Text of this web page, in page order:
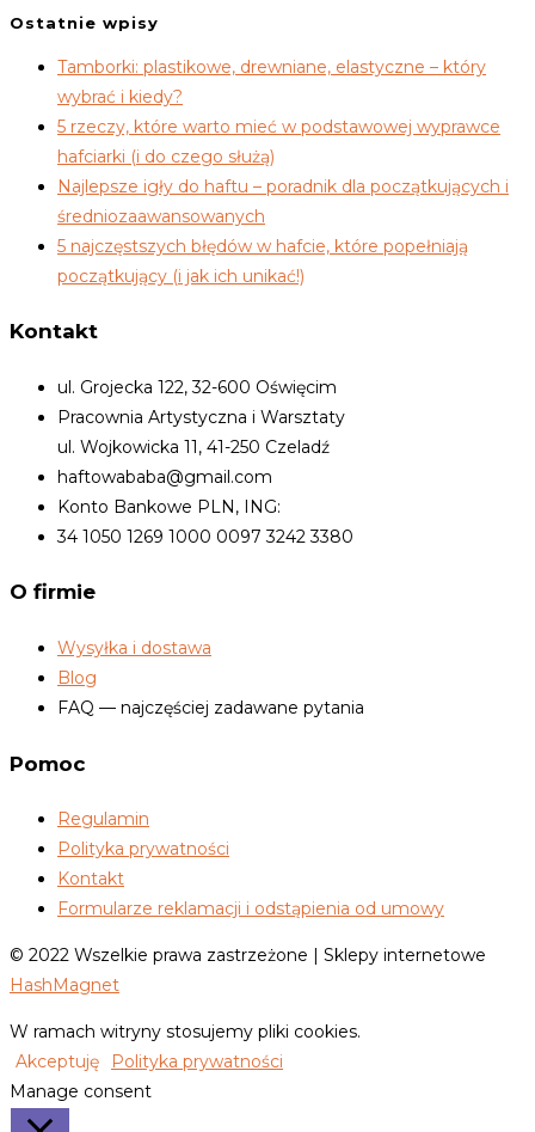
Ostatnie wpisy
Tamborki: plastikowe, drewniane, elastyczne – który
wybrać i kiedy?
5 rzeczy, które warto mieć w podstawowej wyprawce
hafciarki (i do czego służą)
Najlepsze igły do haftu – poradnik dla początkujących i
średniozaawansowanych
5 najczęstszych błędów w hafcie, które popełniają
początkujący (i jak ich unikać!)
Kontakt
ul. Grojecka 122, 32-600 Oświęcim
Pracownia Artystyczna i Warsztaty
ul. Wojkowicka 11, 41-250 Czeladź
haftowababa@gmail.com
Konto Bankowe PLN, ING:
34 1050 1269 1000 0097 3242 3380
O firmie
Wysyłka i dostawa
Blog
FAQ — najczęściej zadawane pytania
Pomoc
Regulamin
Polityka prywatności
Kontakt
Formularze reklamacji i odstąpienia od umowy
© 2022 Wszelkie prawa zastrzeżone | Sklepy internetowe
HashMagnet
W ramach witryny stosujemy pliki cookies.
Akceptuję
Polityka prywatności
Manage consent